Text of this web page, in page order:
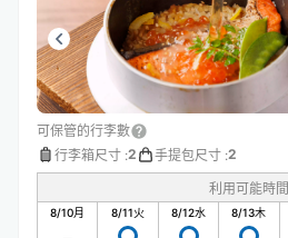
可保管的行李數
行李箱尺寸 :2 手提包尺寸 :2
利用可能時間
8/10月 8/11火 8/12水 8/13木